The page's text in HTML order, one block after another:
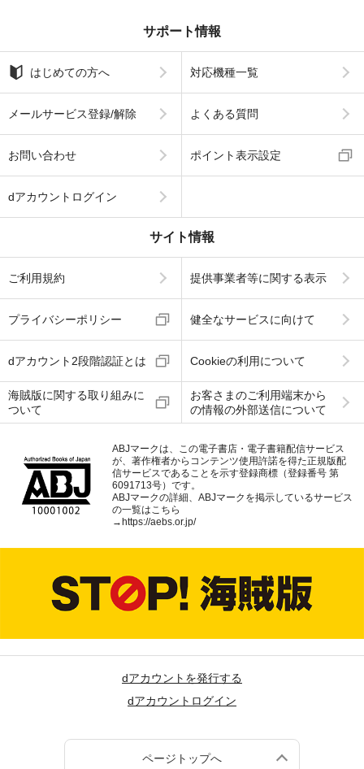
サポート情報
はじめての方へ 対応機種一覧
メールサービス登録/解除 よくある質問
お問い合わせ ポイント表示設定
dアカウントログイン
サイト情報
ご利用規約 提供事業者等に関する表示
プライバシーポリシー 健全なサービスに向けて
dアカウント2段階認証とは Cookieの利用について
海賊版に関する取り組みに
ついて
お客さまのご利用端末から
の情報の外部送信について
ABJマークは、この電子書店・電子書籍配信サービス
が、著作権者からコンテンツ使用許諾を得た正規版配
信サービスであることを示す登録商標（登録番号 第
6091713号）です。
ABJマークの詳細、ABJマークを掲示しているサービス
の一覧はこちら
→https://aebs.or.jp/
dアカウントを発行する
dアカウントログイン
ページトップへ